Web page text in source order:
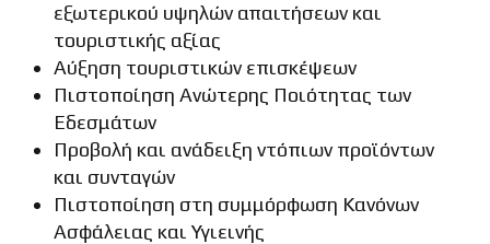
εξωτερικού υψηλών απαιτήσεων και
τουριστικής αξίας
Αύξηση τουριστικών επισκέψεων
Πιστοποίηση Ανώτερης Ποιότητας των
Εδεσμάτων
Προβολή και ανάδειξη ντόπιων προϊόντων
και συνταγών
Πιστοποίηση στη συμμόρφωση Κανόνων
Ασφάλειας και Υγιεινής